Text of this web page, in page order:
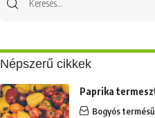
Népszerű cikkek
Paprika
Bogyós